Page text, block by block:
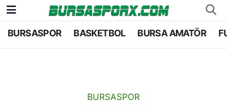
BURSASPOR BASKETBOL BURSA AMATÖR
BURSASPOR
Bursaspor
Bursa Nöbetçi Eczaneler